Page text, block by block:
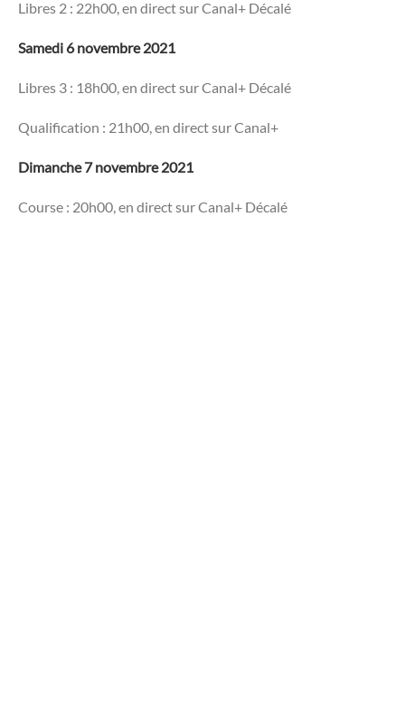
Libres 2 : 22h00, en direct sur Canal+ Décalé
Samedi 6 novembre 2021
Libres 3 : 18h00, en direct sur Canal+ Décalé
Qualification : 21h00, en direct sur Canal+
Dimanche 7 novembre 2021
Course : 20h00, en direct sur Canal+ Décalé